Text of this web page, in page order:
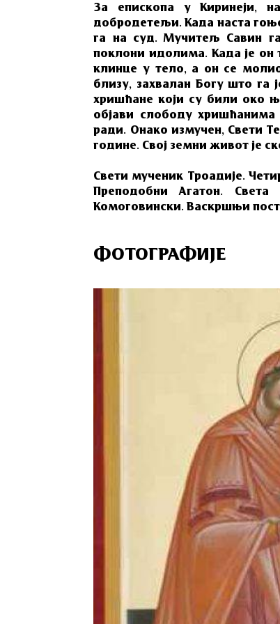
За епископа у Киринеји,
добродетељи. Када наста
га на суд. Мучитељ Савин
поклони идолима. Када је он
клинце у тело, а он се
близу, захвалан Богу што га
хришћане који су били око
објави слободу
ради. Онако измучен, Свети
године. Свој земни живот је
Свети мученик Троадије.
Преподобни Агатон.
Комоговински. Васкршњи
ФОТОГРАФИЈЕ